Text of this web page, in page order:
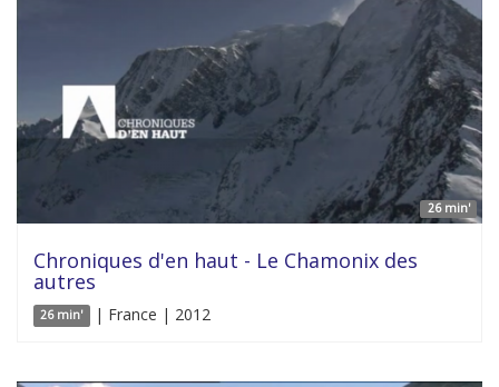
26 min'
Chroniques d'en haut - Le Chamonix des
autres
26 min' | France | 2012